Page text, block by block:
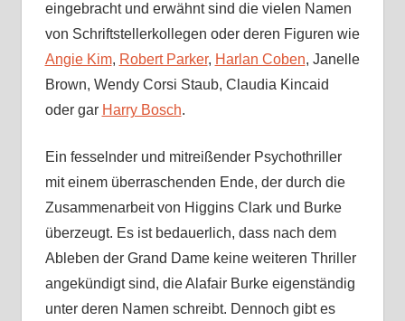
eingebracht und erwähnt sind die vielen Namen
von Schriftstellerkollegen oder deren Figuren wie
Angie Kim, Robert Parker, Harlan Coben, Janelle
Brown, Wendy Corsi Staub, Claudia Kincaid
oder gar Harry Bosch.
Ein fesselnder und mitreißender Psychothriller
mit einem überraschenden Ende, der durch die
Zusammenarbeit von Higgins Clark und Burke
überzeugt. Es ist bedauerlich, dass nach dem
Ableben der Grand Dame keine weiteren Thriller
angekündigt sind, die Alafair Burke eigenständig
unter deren Namen schreibt. Dennoch gibt es